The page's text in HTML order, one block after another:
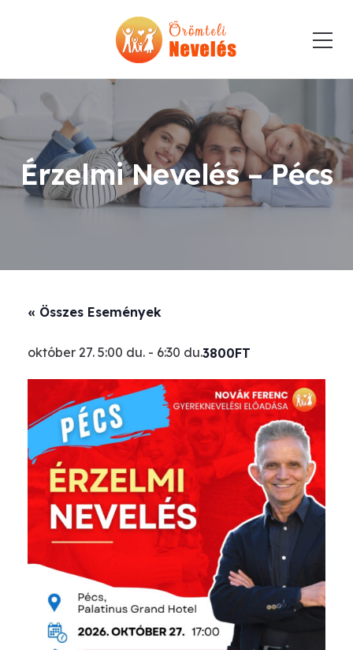
Érzelmi Nevelés – Pécs
« Összes Események
október 27. 5:00 du. - 6:30 du.3800FT